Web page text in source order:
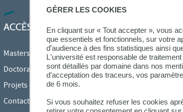
GÉRER LES COOKIES
En cliquant sur « Tout accepter », vous
que essentiels et fonctionnels, sur votre
d'audience à des fins statistiques ainsi
L'université est responsable de
sont détaillés par domaine dans nos
d'acceptation des traceurs, vos
de 6 mois.
Si vous souhaitez refuser les cookies
ACCÈS RAPIDES
Masters
Doctorats
Projets et recherche
Contact